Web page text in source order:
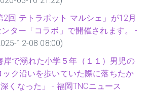
2回 テトラポット マルシェ」が12月
ター「コラボ」で開催されます。 -
12-08 08:00)
岸で溺れた小学５年（１１）男児の
ク沿いを歩いていた際に落ちたか
くなった」 - 福岡TNCニュース